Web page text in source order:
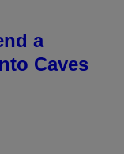
a
Caves